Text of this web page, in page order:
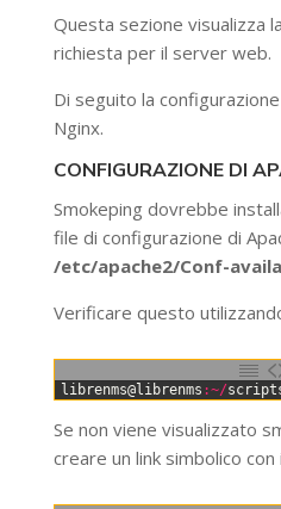
Questa sezione visualizza
richiesta per il server web.
Di seguito la
Nginx.
CONFIGURAZIONE DI
Smokeping dovrebbe
file di configurazione di
/etc/apache2/Conf-
Verificare questo
librenms@librenms :~/
Se non viene visualizzato
creare un link simbolico con